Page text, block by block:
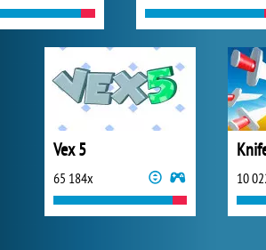
Vex 5
65 184x 10